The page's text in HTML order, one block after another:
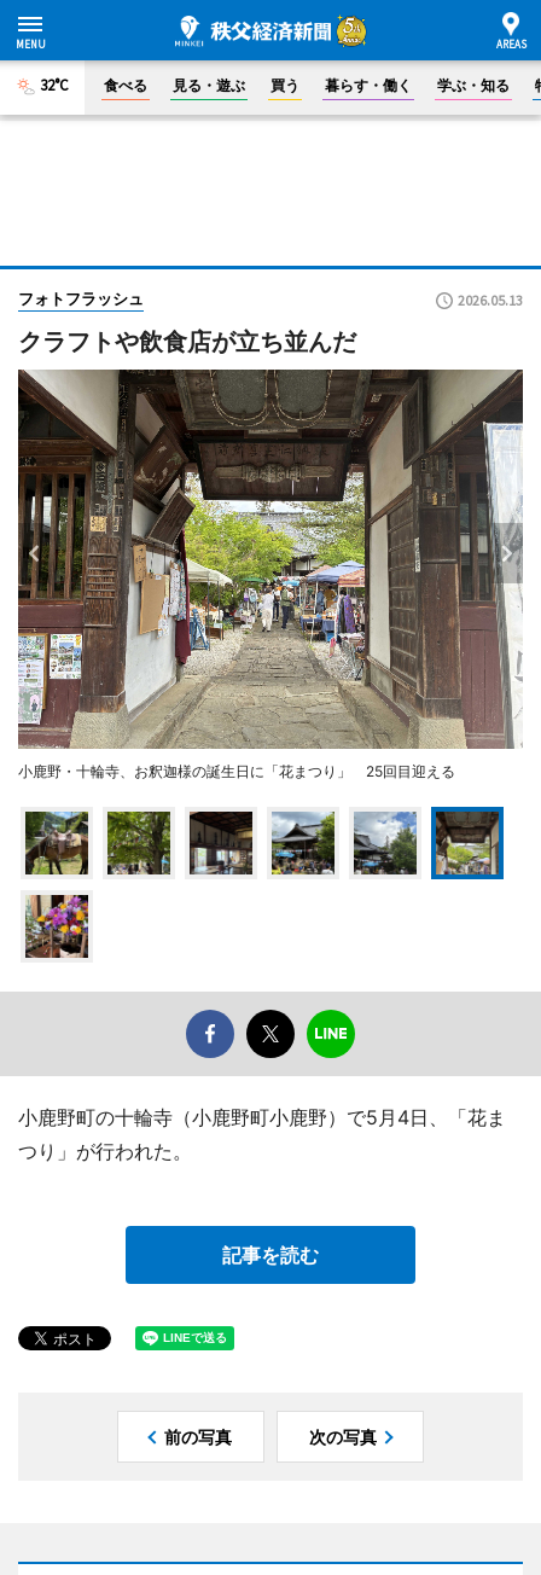
32°C 食べる 見る・遊ぶ 買う 暮らす・働く 学ぶ・知る
フォトフラッシュ 2026.05.13
クラフトや飲食店が立ち並んだ
小鹿野・十輪寺、お釈迦様の誕生日に「花まつり」 25回目迎える
小鹿野町の十輪寺（小鹿野町小鹿野）で5月4日、「花ま
つり」が行われた。
記事を読む
前の写真 次の写真